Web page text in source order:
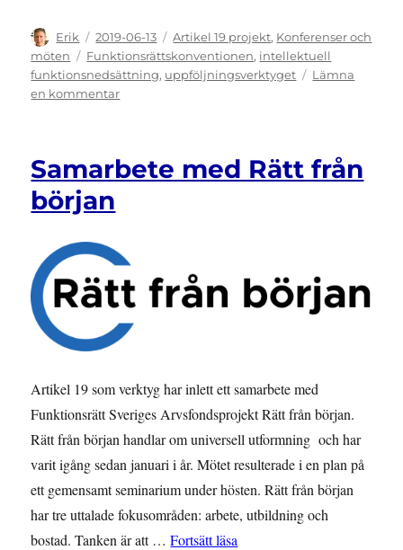
Författare
Erik
Publicerat
den
2019-06-13 Kategorier
Artikel 19 projekt, Konferenser och
möten
Etiketter
Funktionsrättskonventionen, intellektuell
funktionsnedsättning, uppföljningsverktyget
Lämna
en kommentartill
inlett
Samarbete med Rätt från
början
Artikel 19 som verktyg har inlett ett samarbete med
Funktionsrätt Sveriges Arvsfondsprojekt Rätt från början.
Rätt från början handlar om universell utformning och har
varit igång sedan januari i år. Mötet resulterade i en plan på
ett gemensamt seminarium under hösten. Rätt från början
har tre uttalade fokusområden: arbete, utbildning och
bostad. Tanken är att …Fortsätt läsa